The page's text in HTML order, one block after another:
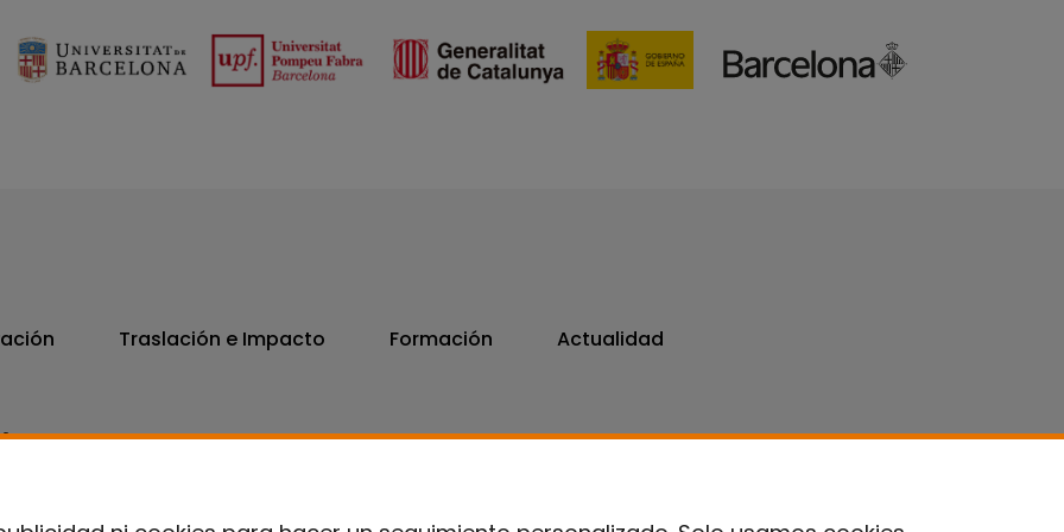
Traslación e Impacto Formación Actualidad